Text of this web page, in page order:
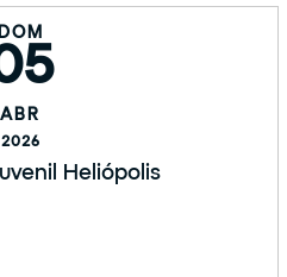
DOM
ABR
2026
Heliópolis